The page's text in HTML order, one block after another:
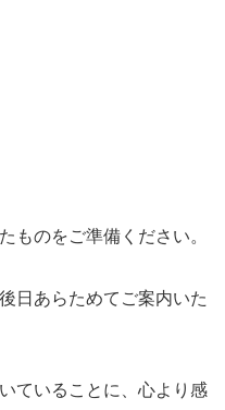
ものをご準備ください。
日あらためてご案内いた
ていることに、心より感